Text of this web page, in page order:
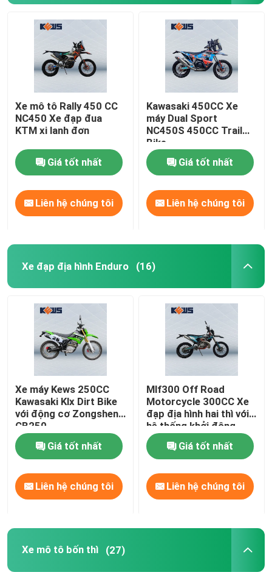
Xe mô tô Rally 450 CC
NC450 Xe đạp đua
KTM xi lanh đơn
Giá tốt nhất
Liên hệ chúng tôi
Kawasaki 450CC Xe
máy Dual Sport
NC450S 450CC Trail
Bike
Giá tốt nhất
Liên hệ chúng tôi
Xe đạp địa hình Enduro (16)
Xe máy Kews 250CC
Kawasaki Klx Dirt Bike
với động cơ Zongshen
CB250
Giá tốt nhất
Liên hệ chúng tôi
Mlf300 Off Road
Motorcycle 300CC Xe
đạp địa hình hai thì với
hệ thống khởi động
điện
Giá tốt nhất
Liên hệ chúng tôi
Xe mô tô bốn thì (27)